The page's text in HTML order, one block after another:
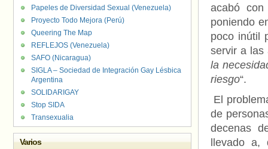
acabó
poniendo
poco inútil
servir a las
la
riesgo“.
El
de
decenas
llevado
Papeles de Diversidad Sexual (Venezuela)
Proyecto Todo Mejora (Perú)
Queering The Map
REFLEJOS (Venezuela)
SAFO (Nicaragua)
SIGLA – Sociedad de Integración Gay Lésbica
Argentina
SOLIDARIGAY
Stop SIDA
Transexualia
Varios